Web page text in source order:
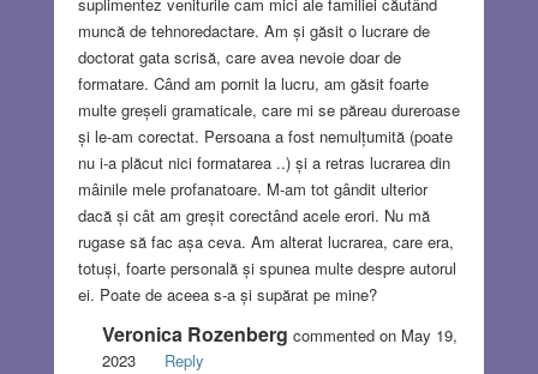
muncă de tehnoredactare. Am și găsit o lucrare de
doctorat gata scrisă, care avea nevoie doar de
formatare. Când am pornit la lucru, am găsit foarte
multe greșeli gramaticale, care mi se păreau dureroase
și le-am corectat. Persoana a fost nemulțumită (poate
nu i-a plăcut nici formatarea ..) și a retras lucrarea din
mâinile mele profanatoare. M-am tot gândit ulterior
dacă și cât am greșit corectând acele erori. Nu mă
rugase să fac așa ceva. Am alterat lucrarea, care era,
totuși, foarte personală și spunea multe despre autorul
ei. Poate de aceea s-a și supărat pe mine?
Veronica Rozenberg commented on May 19,
2023
Reply